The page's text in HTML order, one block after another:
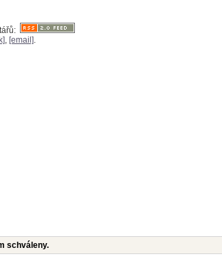
, [email].
schváleny.